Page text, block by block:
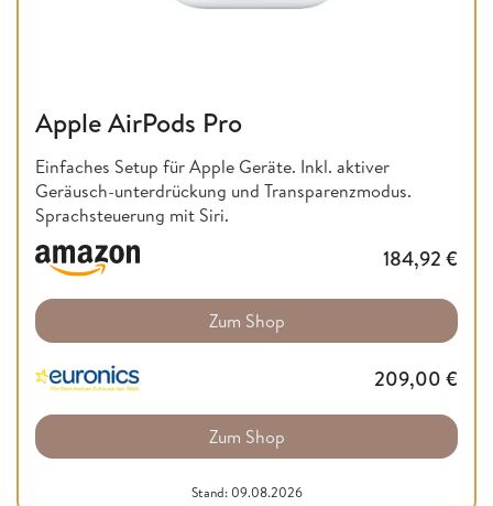
Apple AirPods Pro
Einfaches Setup für Apple Geräte. Inkl. aktiver
Geräusch-unterdrückung und Transparenzmodus.
Sprachsteuerung mit Siri.
184,92 €
Zum Shop
209,00 €
Zum Shop
Stand: 09.08.2026